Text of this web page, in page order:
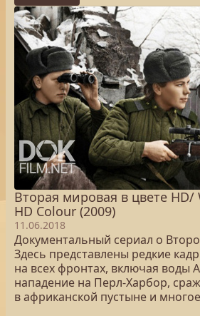
Вторая мировая в цвете
HD Colour (2009)
11.06.2018
Документальный сериал о
Здесь представлены редкие
на всех фронтах, включая воды
нападение на Перл-Харбор,
в африканской пустыне и